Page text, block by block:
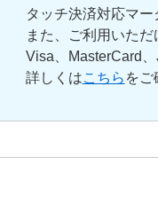
タッチ決済対応マ
また、ご利用いただ
Visa、MasterCard
詳しくはこちら をご